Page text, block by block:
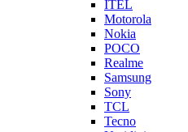
ITEL
Motorola
Nokia
POCO
Realme
Samsung
Sony
TCL
Tecno